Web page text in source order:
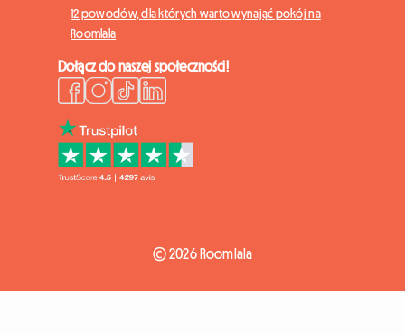
12 powodów, dla których warto wynająć pokój na
Roomlala
Dołącz do naszej społeczności!
© 2026 Roomlala